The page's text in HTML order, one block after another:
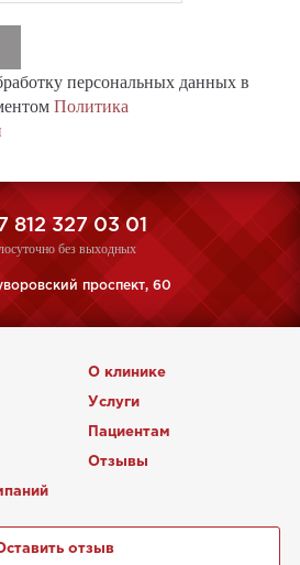
персональных данных в
Политика
812 327 03 01
без выходных
проспект, 60
О клинике
Услуги
Пациентам
Отзывы
отзыв